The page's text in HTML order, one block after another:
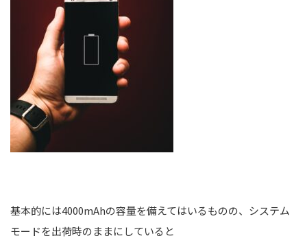
基本的には4000mAhの容量を備えてはいるものの、システム
モードを出荷時のままにしていると